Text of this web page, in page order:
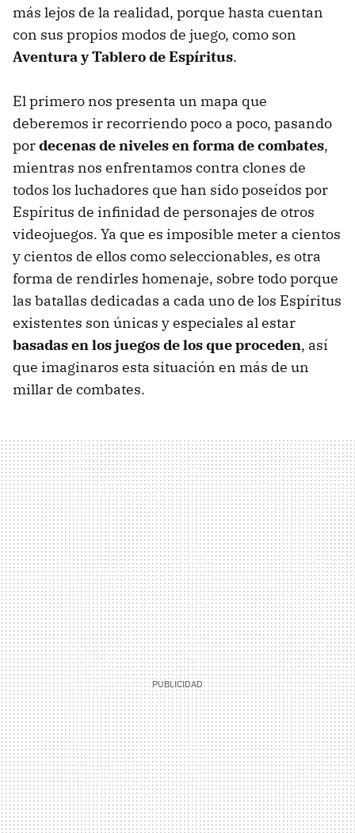
más lejos de la realidad, porque hasta cuentan
con sus propios modos de juego, como son
Aventura y Tablero de Espíritus.
El primero nos presenta un mapa que
deberemos ir recorriendo poco a poco, pasando
pordecenas de niveles en forma de combates,
mientras nos enfrentamos contra clones de
todos los luchadores que han sido poseídos por
Espíritus de infinidad de personajes de otros
videojuegos. Ya que es imposible meter a cientos
y cientos de ellos como seleccionables, es otra
forma de rendirles homenaje, sobre todo porque
las batallas dedicadas a cada uno de los Espíritus
existentes son únicas y especiales al estar
basadas en los juegos de los que proceden, así
que imaginaros esta situación en más de un
millar de combates.